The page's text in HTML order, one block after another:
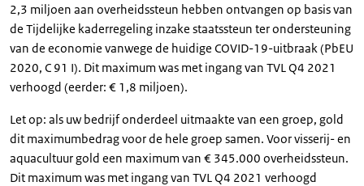
2,3 miljoen aan overheidssteun hebben ontvangen op basis van
de Tijdelijke kaderregeling inzake staatssteun ter ondersteuning
van de economie vanwege de huidige COVID-19-uitbraak (PbEU
2020, C 91 I). Dit maximum was met ingang van TVL Q4 2021
verhoogd (eerder: € 1,8 miljoen).
Let op: als uw bedrijf onderdeel uitmaakte van een groep, gold
dit maximumbedrag voor de hele groep samen. Voor visserij- en
aquacultuur gold een maximum van € 345.000 overheidssteun.
Dit maximum was met ingang van TVL Q4 2021 verhoogd